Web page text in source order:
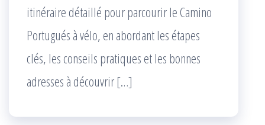
itinéraire détaillé pour parcourir le Camino
Portugués à vélo, en abordant les étapes
clés, les conseils pratiques et les bonnes
adresses à découvrir […]